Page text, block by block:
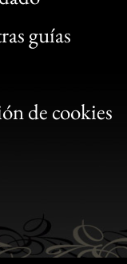
guías
de cookies